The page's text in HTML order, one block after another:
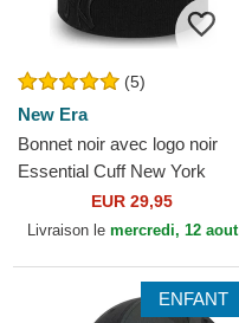
(5)
New Era
Bonnet noir avec logo noir
Essential Cuff New York
Yankees MLB New Era
EUR 29,95
Livraison le mercredi, 12 aout
ENFANT